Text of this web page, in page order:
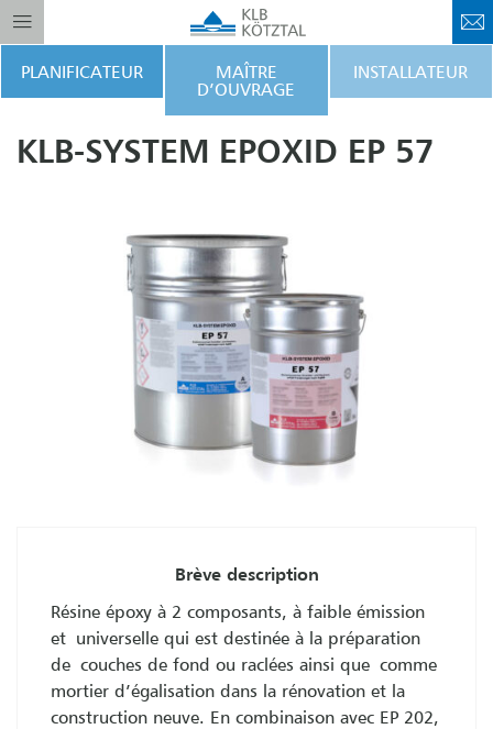
PLANIFICATEUR
MAÎTRE
D’OUVRAGE
INSTALLATEUR
KLB-SYSTEM EPOXID EP 57
Brève description
Résine époxy à 2 composants, à faible émission
et universelle qui est destinée à la préparation
de couches de fond ou raclées ainsi que comme
mortier d’égalisation dans la rénovation et la
construction neuve. En combinaison avec EP 202,